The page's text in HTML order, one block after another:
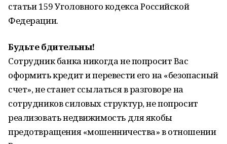
статьи 159 Уголовного кодекса Российской
Федерации.
Будьте бдительны!
Сотрудник банка никогда не попросит Вас
оформить кредит и перевести его на «безопасный
счет», не станет ссылаться в разговоре на
сотрудников силовых структур, не попросит
реализовать недвижимость для якобы
предотвращения «мошенничества» в отношении